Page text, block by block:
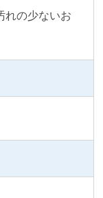
れの少ないお